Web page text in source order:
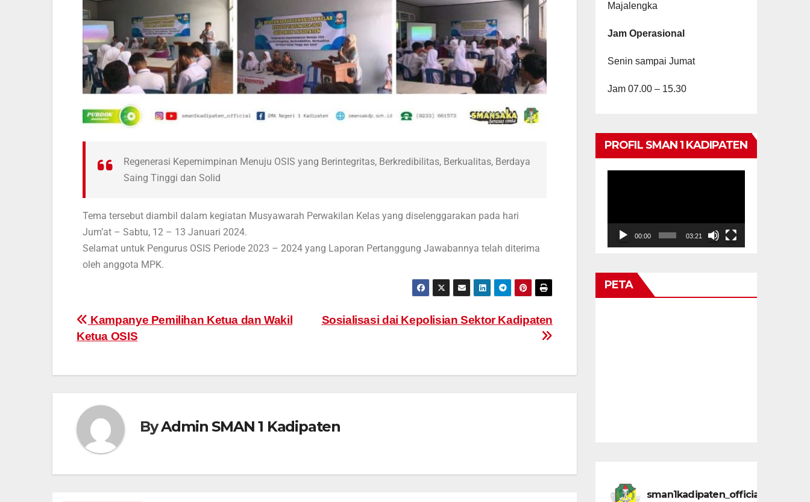
Regenerasi Kepemimpinan Menuju OSIS yang Berintegritas, Berkredibilitas, Berkualitas, Berdaya
Saing Tinggi dan Solid
Tema tersebut diambil dalam kegiatan Musyawarah Perwakilan Kelas yang diselenggarakan pada hari
Jum’at – Sabtu, 12 – 13 Januari 2024.
Selamat untuk Pengurus OSIS Periode 2023 – 2024 yang Laporan Pertanggung Jawabannya telah diterima
oleh anggota MPK.
Sosialisasi dai Kepolisian Sektor Kadipaten
Kampanye Pemilihan Ketua dan Wakil
Ketua OSIS
ByAdmin SMAN 1 Kadipaten
Majalengka
Jam Operasional
Senin sampai Jumat
Jam 07.00 – 15.30
PROFIL SMAN 1 KADIPATEN
00:00 03:21
PETA
sman1kadipaten_official